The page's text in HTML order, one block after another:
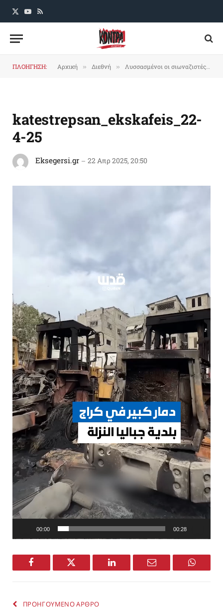
X
YouTube
RSS
ΠΛΟΗΓΗΣΗ: Αρχική » Διεθνή » Λυσσασμένοι οι σιωναζιστές, ξέσπασαν στους εκσκαφείς
katestrepsan_ekskafeis_22-
4-25
Eksegersi.gr 22 Απρ 2025, 20:50
00:00 00:28
Facebook Twitter LinkedIn Email
ΠΡΟΗΓΟΥΜΕΝΟ ΑΡΘΡΟ